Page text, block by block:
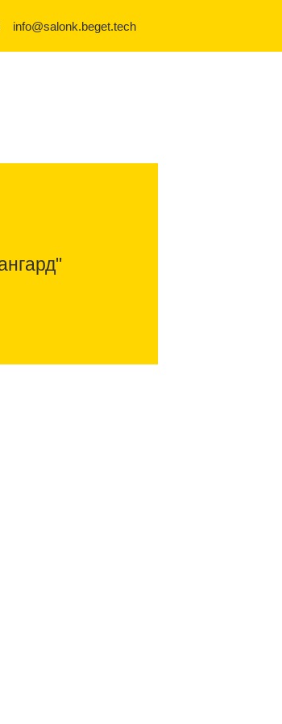
info@salonk.beget.tech